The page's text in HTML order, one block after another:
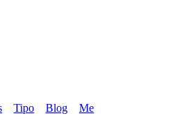
Tipo Blog
Me